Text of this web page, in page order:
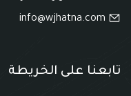
تابعنا على الخريطة